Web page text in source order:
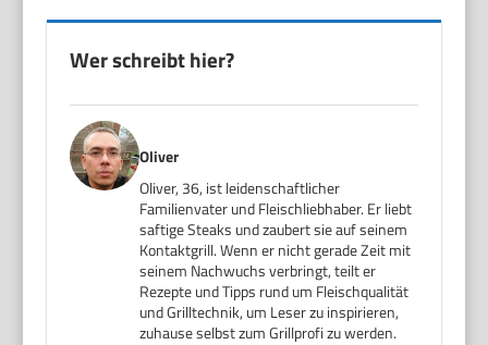
Wer schreibt hier?
Oliver
Oliver, 36, ist leidenschaftlicher
Familienvater und Fleischliebhaber. Er liebt
saftige Steaks und zaubert sie auf seinem
Kontaktgrill. Wenn er nicht gerade Zeit mit
seinem Nachwuchs verbringt, teilt er
Rezepte und Tipps rund um Fleischqualität
und Grilltechnik, um Leser zu inspirieren,
zuhause selbst zum Grillprofi zu werden.